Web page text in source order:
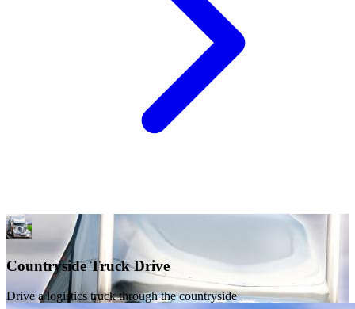
Countryside Truck Drive
Drive a logistics truck through the countryside